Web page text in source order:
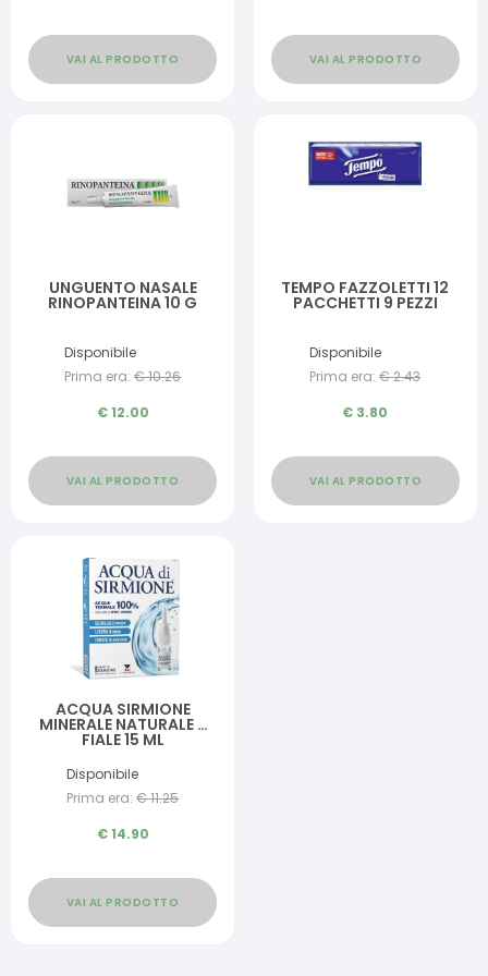
VAI AL PRODOTTO VAI AL PRODOTTO
UNGUENTO NASALE
RINOPANTEINA 10 G
Disponibile
Prima era: €10.26
€12.00
VAI AL PRODOTTO
TEMPO FAZZOLETTI 12
PACCHETTI 9 PEZZI
Disponibile
Prima era: €2.43
€ 3.80
VAI AL PRODOTTO
ACQUA SIRMIONE
MINERALE NATURALE 6
FIALE 15 ML
Disponibile
Prima era: €11.25
€14.90
VAI AL PRODOTTO